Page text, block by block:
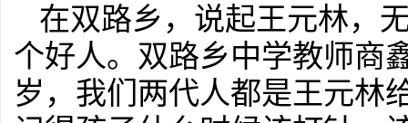
在双路乡，说起王元林，
个好人。双路乡中学教师商
岁，我们两代人都是王元林